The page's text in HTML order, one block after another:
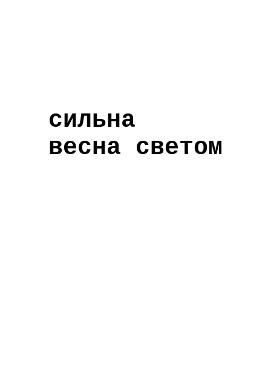
сильна
весна светом